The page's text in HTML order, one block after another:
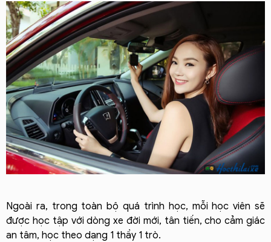
Ngoài ra, trong toàn bộ quá trình học, mỗi học viên sẽ
được học tập với dòng xe đời mới, tân tiến, cho cảm giác
an tâm, học theo dạng 1 thầy 1 trò.